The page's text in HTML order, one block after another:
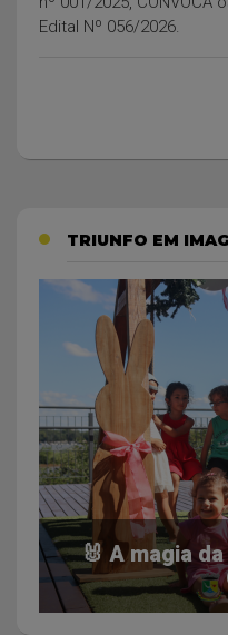
Edital Nº 056/2026.
TRIUNFO EM
🐰 A magia